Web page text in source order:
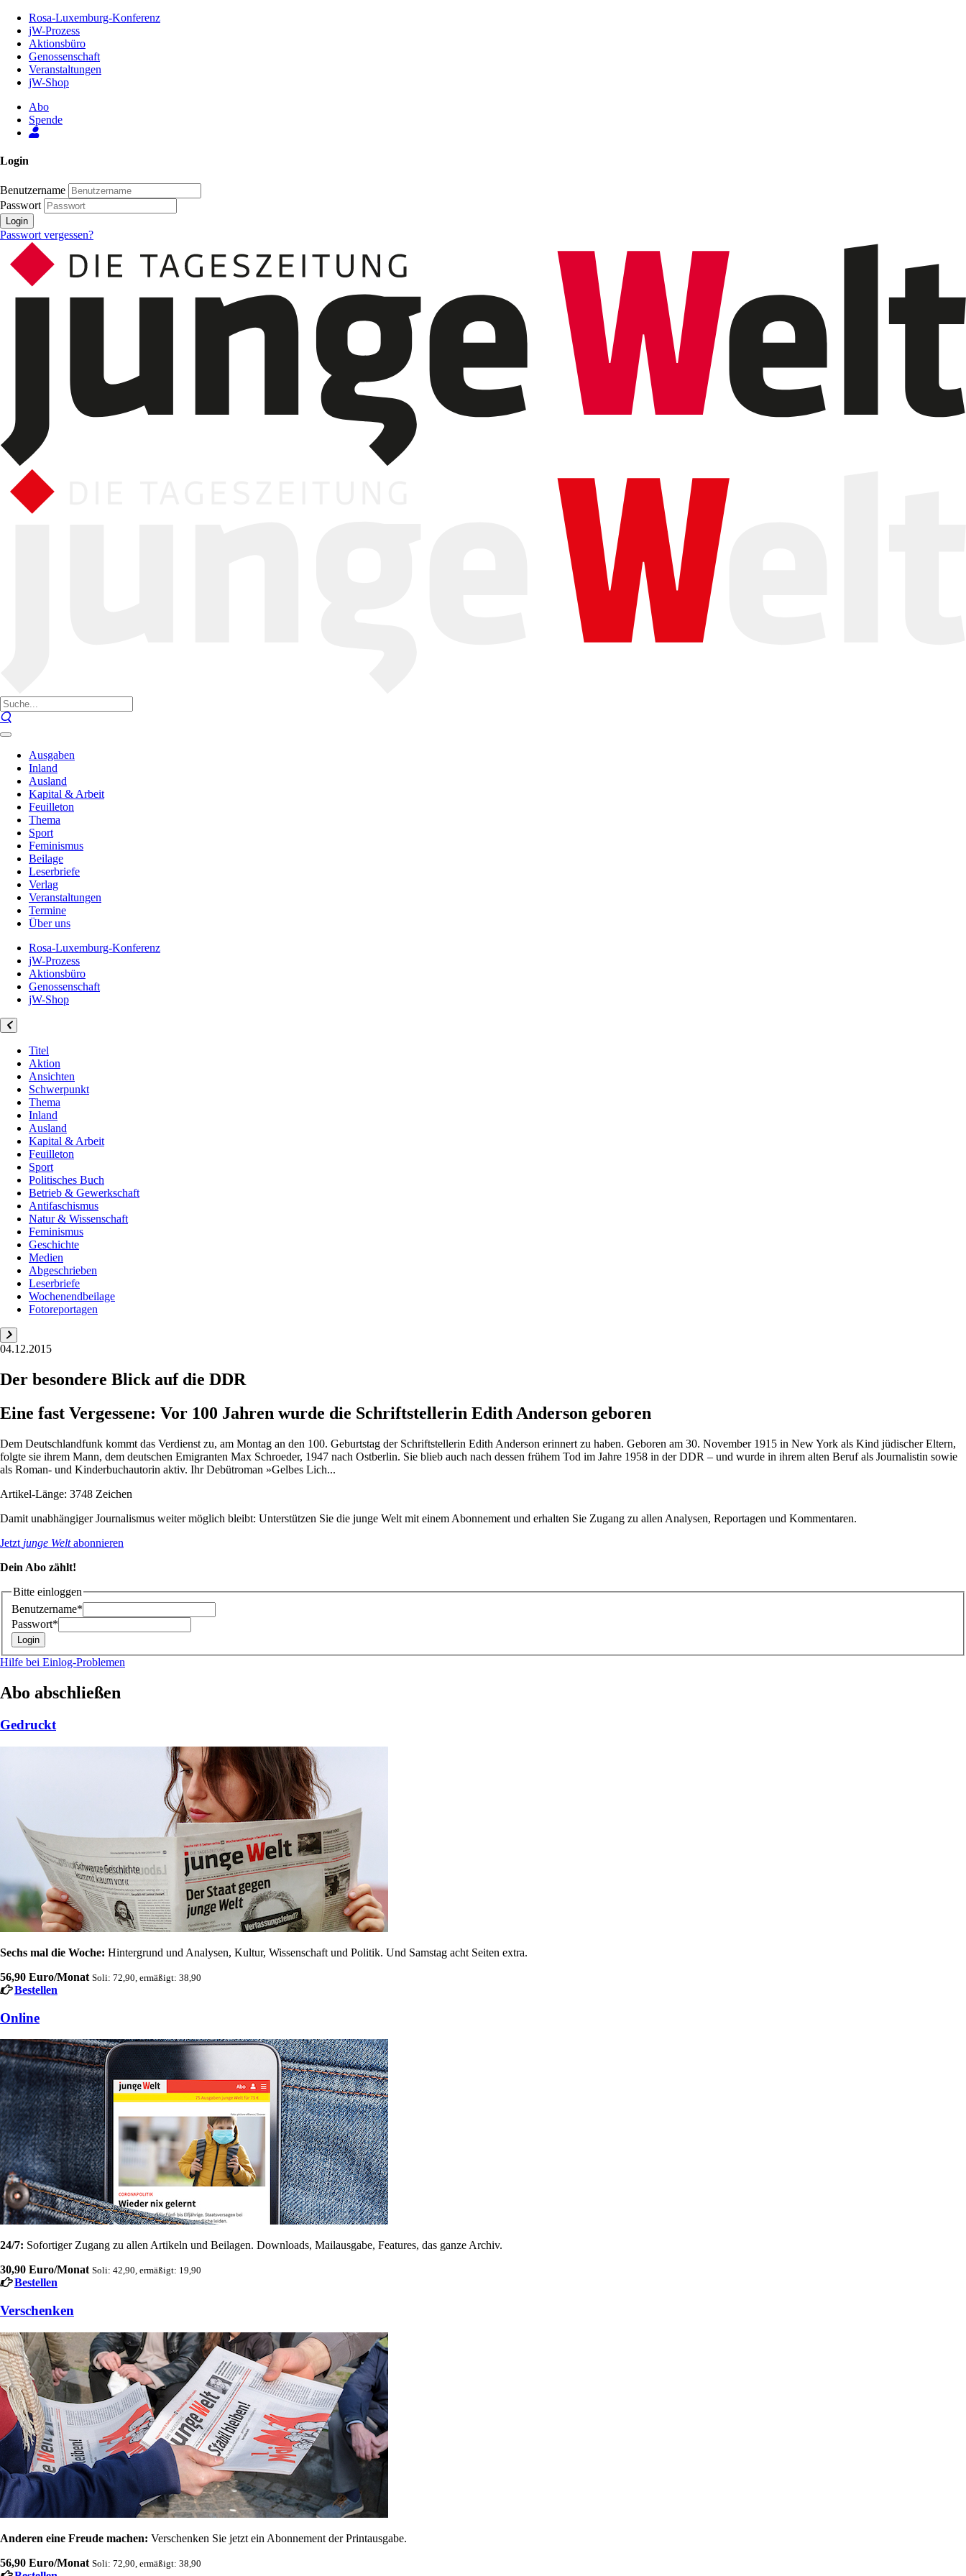
Inhalt
Seite
Rosa-Luxemburg-Konferenz
jW-Prozess
Aktionsbüro
Genossenschaft
Veranstaltungen
jW-Shop
Abo
Spende
Login
Benutzername
Passwort
Login
Passwort vergessen?
Ausgaben
Inland
Ausland
Kapital & Arbeit
Feuilleton
Thema
Sport
Feminismus
Beilage
Leserbriefe
Verlag
Veranstaltungen
Termine
Über uns
Rosa-Luxemburg-Konferenz
jW-Prozess
Aktionsbüro
Genossenschaft
jW-Shop
Titel
Aktion
Ansichten
Schwerpunkt
Thema
Inland
Ausland
Kapital & Arbeit
Feuilleton
Sport
Politisches Buch
Betrieb & Gewerkschaft
Antifaschismus
Natur & Wissenschaft
Feminismus
Geschichte
Medien
Abgeschrieben
Leserbriefe
Wochenendbeilage
Fotoreportagen
04.12.2015
Der besondere Blick auf die DDR
Eine fast Vergessene: Vor 100 Jahren wurde die Schriftstellerin Edith Anderson geboren
Dem Deutschlandfunk kommt das Verdienst zu, am Montag an den 100. Geburtstag der Schriftstellerin Edith Anderson erinnert zu haben. Geboren am 30. November 1915 in New York als Kind jüdischer Eltern,
folgte sie ihrem Mann, dem deutschen Emigranten Max Schroeder, 1947 nach Ostberlin. Sie blieb auch nach dessen frühem Tod im Jahre 1958 in der DDR – und wurde in ihrem alten Beruf als Journalistin sowie
als Roman- und Kinderbuchautorin aktiv. Ihr Debütroman »Gelbes Lich...
Artikel-Länge: 3748 Zeichen
Damit unabhängiger Journalismus weiter möglich bleibt: Unterstützen Sie die junge Welt mit einem Abonnement und erhalten Sie Zugang zu allen Analysen, Reportagen und Kommentaren.
Jetzt junge Weltabonnieren
Dein Abo zählt!
Bitte einloggen
Benutzername*
Passwort*
Hilfe bei Einlog-Problemen
Abo abschließen
Gedruckt
Sechs mal die Woche: Hintergrund und Analysen, Kultur, Wissenschaft und Politik. Und Samstag acht Seiten extra.
56,90 Euro/Monat Soli: 72,90, ermäßigt: 38,90
Bestellen
Online
24/7: Sofortiger Zugang zu allen Artikeln und Beilagen. Downloads, Mailausgabe, Features, das ganze Archiv.
30,90 Euro/Monat Soli: 42,90, ermäßigt: 19,90
Bestellen
Verschenken
Anderen eine Freude machen: Verschenken Sie jetzt ein Abonnement der Printausgabe.
56,90 Euro/Monat Soli: 72,90, ermäßigt: 38,90